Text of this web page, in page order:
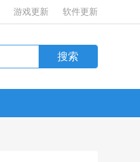
游戏更新 软件更新